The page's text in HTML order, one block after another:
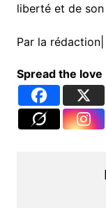
liberté et de son
Par la
Spread the love